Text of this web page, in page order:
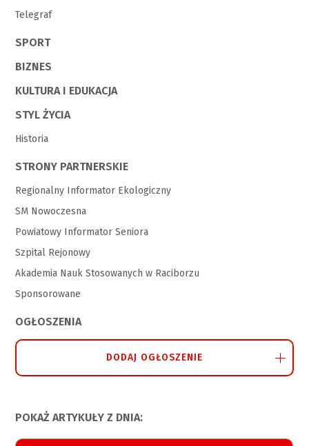
Telegraf
SPORT
BIZNES
KULTURA I EDUKACJA
STYL ŻYCIA
Historia
STRONY PARTNERSKIE
Regionalny Informator Ekologiczny
SM Nowoczesna
Powiatowy Informator Seniora
Szpital Rejonowy
Akademia Nauk Stosowanych w Raciborzu
Sponsorowane
OGŁOSZENIA
DODAJ OGŁOSZENIE
POKAŻ ARTYKUŁY Z DNIA: